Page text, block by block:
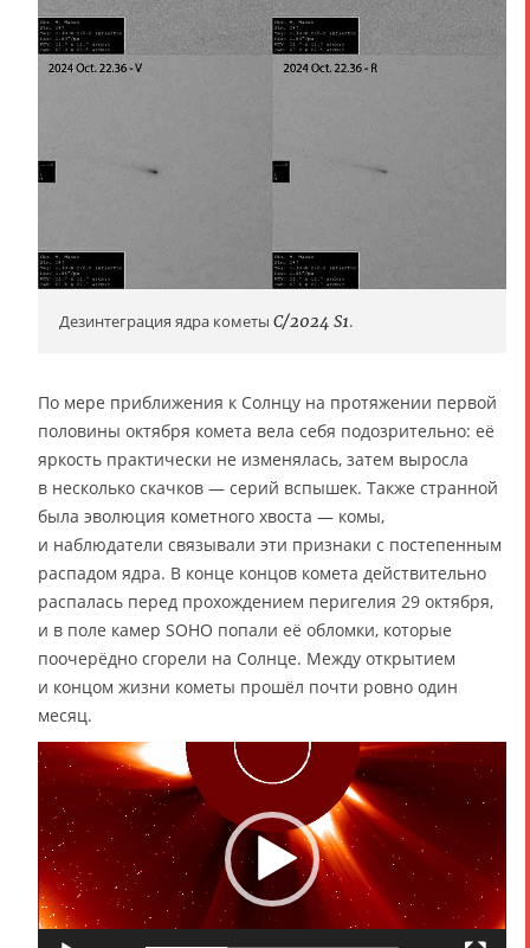
Дезинтеграция ядра кометы C/2024 S1.
По мере приближения к Солнцу на протяжении первой
половины октября комета вела себя подозрительно: её
яркость практически не изменялась, затем выросла
в несколько скачков — серий вспышек. Также странной
была эволюция кометного хвоста — комы,
и наблюдатели связывали эти признаки с постепенным
распадом ядра. В конце концов комета действительно
распалась перед прохождением перигелия 29 октября,
и в поле камер SOHO попали её обломки, которые
поочерёдно сгорели на Солнце. Между открытием
и концом жизни кометы прошёл почти ровно один
месяц.
и
д
е
о
п
л